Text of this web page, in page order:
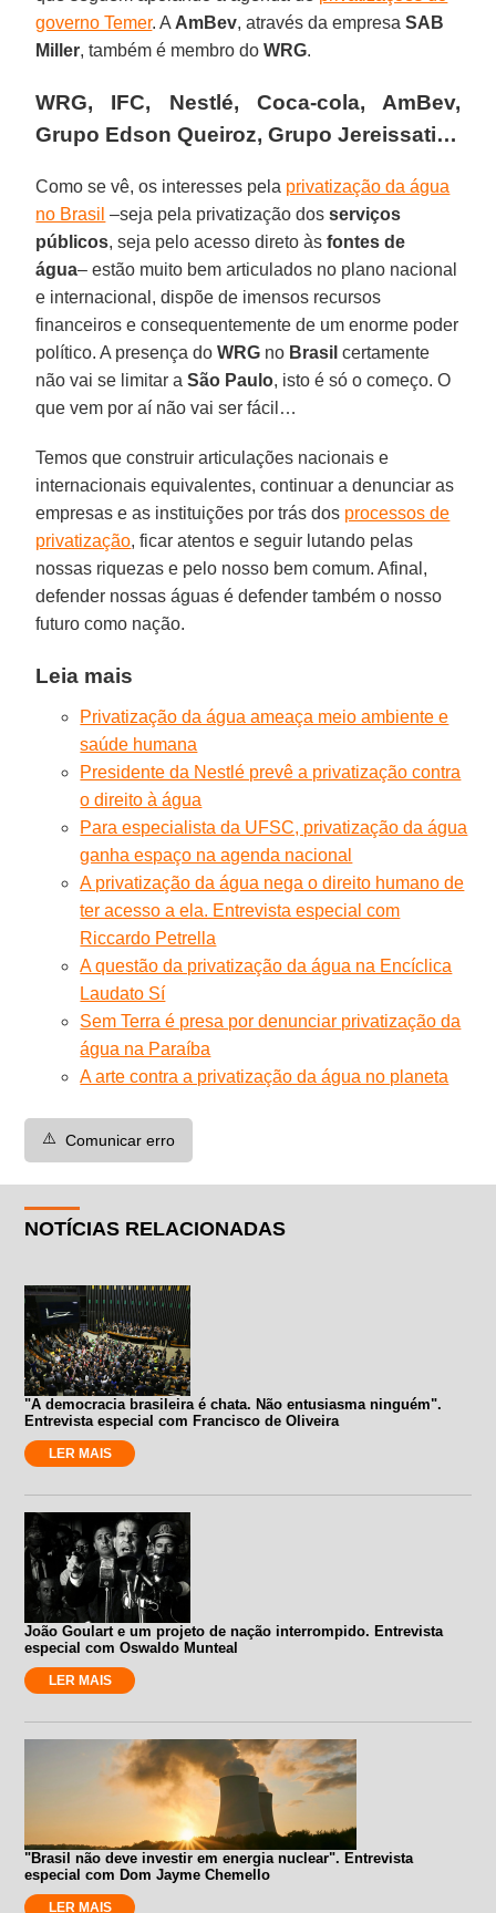
governo Temer. A AmBev, através da empresaSAB
Miller, também é membro doWRG.
WRG, IFC, Nestlé, Coca-cola, AmBev,
Grupo Edson Queiroz, Grupo Jereissati…
Como se vê, os interesses pela privatização da água
no Brasil –seja pela privatização dosserviços
públicos, seja pelo acesso direto àsfontes de
água– estão muito bem articulados no plano nacional
e internacional, dispõe de imensos recursos
financeiros e consequentemente de um enorme poder
político. A presença doWRG no Brasil certamente
não vai se limitar aSão Paulo, isto é só o começo. O
que vem por aí não vai ser fácil…
Temos que construir articulações nacionais e
internacionais equivalentes, continuar a denunciar as
empresas e as instituições por trás dos processos de
privatização, ficar atentos e seguir lutando pelas
nossas riquezas e pelo nosso bem comum. Afinal,
defender nossas águas é defender também o nosso
futuro como nação.
Leia mais
Privatização da água ameaça meio ambiente e
saúde humana
Presidente da Nestlé prevê a privatização contra
o direito à água
Para especialista da UFSC, privatização da água
ganha espaço na agenda nacional
A privatização da água nega o direito humano de
ter acesso a ela. Entrevista especial com
Riccardo Petrella
A questão da privatização da água na Encíclica
Laudato Sí
Sem Terra é presa por denunciar privatização da
água na Paraíba
A arte contra a privatização da água no planeta
⚠️ Comunicar erro
NOTÍCIAS RELACIONADAS
"A democracia brasileira é chata. Não entusiasma ninguém".
Entrevista especial com Francisco de Oliveira
LER MAIS
João Goulart e um projeto de nação interrompido. Entrevista
especial com Oswaldo Munteal
LER MAIS
"Brasil não deve investir em energia nuclear". Entrevista
especial com Dom Jayme Chemello
LER MAIS